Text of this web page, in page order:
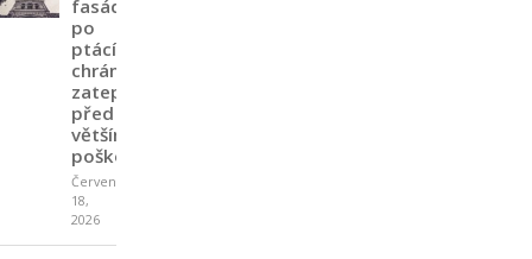
fasády
po
ptácích
chrání
zateplení
před
větším
poškozením
Červen
18,
2026